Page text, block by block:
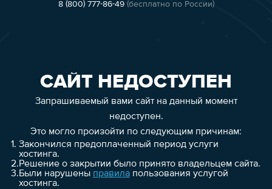
8 (800) 777-86-49 (бесплатно по России)
САЙТ НЕДОСТУПЕН
Запрашиваемый вами сайт на данный момент
недоступен.
Это могло произойти по следующим причинам:
1. Закончился предоплаченный период услуги
хостинга.
2.Решение о закрытии было принято владельцем сайта.
3.Были нарушены правилапользования услугой
хостинга.